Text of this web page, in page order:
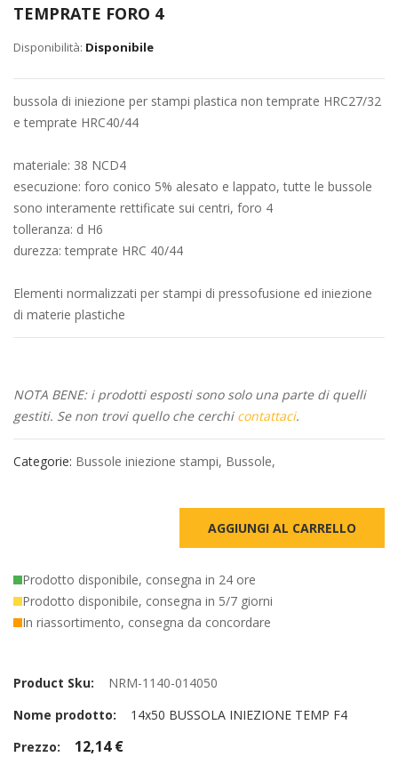
galleria
immagini
TEMPRATE FORO 4
Disponibile
bussola di iniezione per stampi plastica non temprate HRC27/32
e temprate HRC40/44
materiale: 38 NCD4
esecuzione: foro conico 5% alesato e lappato, tutte le bussole
sono interamente rettificate sui centri, foro 4
tolleranza: d H6
durezza: temprate HRC 40/44
Elementi normalizzati per stampi di pressofusione ed iniezione
di materie plastiche
NOTA BENE: i prodotti esposti sono solo una parte di quelli
gestiti. Se non trovi quello che cerchi contattaci.
Categorie: Bussole iniezione stampi, Bussole,
AGGIUNGI AL CARRELLO
Prodotto disponibile, consegna in 24 ore
Prodotto disponibile, consegna in 5/7 giorni
In riassortimento, consegna da concordare
prodotti
NRM-1140-014050
14x50 BUSSOLA INIEZIONE TEMP F4
12,14 €